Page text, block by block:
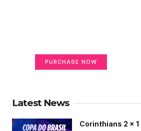
PURCHASE NOW
Latest News
Corinthians 2 x